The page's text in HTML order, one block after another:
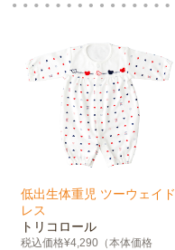
低出生体重児 ツーウェイド
レス
トリコロール
税込価格¥4,290（本体価格